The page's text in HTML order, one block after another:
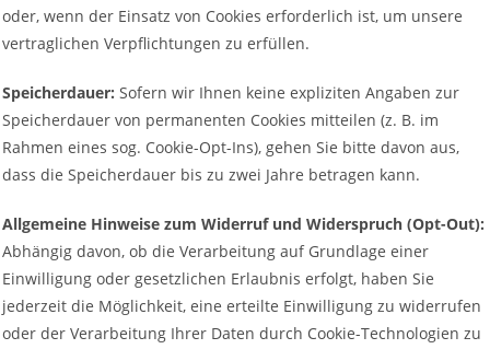
oder, wenn der Einsatz von Cookies erforderlich ist, um unsere
vertraglichen Verpflichtungen zu erfüllen.
Speicherdauer: Sofern wir Ihnen keine expliziten Angaben zur
Speicherdauer von permanenten Cookies mitteilen (z. B. im
Rahmen eines sog. Cookie-Opt-Ins), gehen Sie bitte davon aus,
dass die Speicherdauer bis zu zwei Jahre betragen kann.
Allgemeine Hinweise zum Widerruf und Widerspruch (Opt-Out):
Abhängig davon, ob die Verarbeitung auf Grundlage einer
Einwilligung oder gesetzlichen Erlaubnis erfolgt, haben Sie
jederzeit die Möglichkeit, eine erteilte Einwilligung zu widerrufen
oder der Verarbeitung Ihrer Daten durch Cookie-Technologien zu